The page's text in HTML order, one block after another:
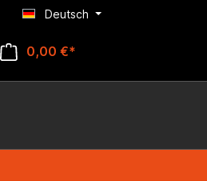
Deutsch
0,00 €*